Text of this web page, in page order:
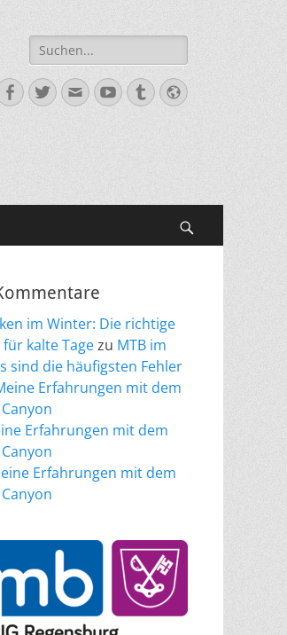
Suche
nach:
Facebook
Twitter
E-
Mail
YouTube
TumblrWebsite
im Winter: Die richtige
kalte Tagezu MTB im
sind die häufigsten Fehler
Erfahrungen mit dem
Erfahrungen mit dem
Erfahrungen mit dem